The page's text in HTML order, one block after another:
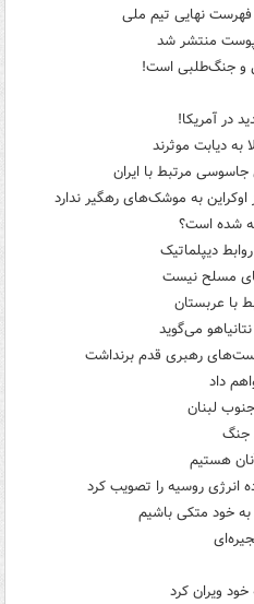
منتشر شد
و جنگ‌طلبی است!
در آمریکا!
دیابت موثرند
مرتبط با ایران
اوکراین به موشک‌های رهگیر ندارد
شده است؟
دیپلماتیک
مسلح نیست
با عربستان
می‌گوید
رهبری قدم برنداشت
داد
لبنان
هستیم
انرژی روسیه را تصویب کرد
خود متکی باشیم
ویران کرد